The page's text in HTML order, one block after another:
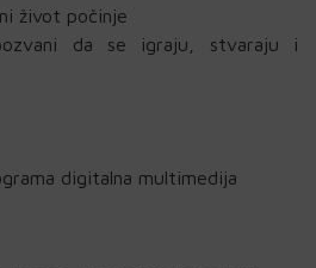
život počinje
da se igraju, stvaraju i
digitalna multimedija